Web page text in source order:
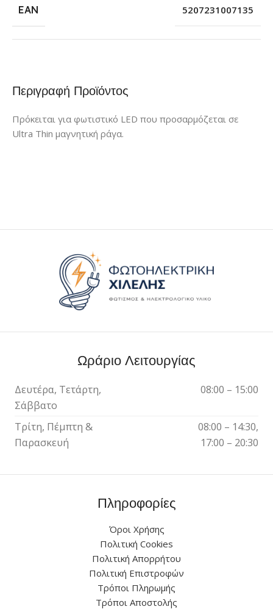
Περιγραφή Προϊόντος
Πρόκειται για φωτιστικό LED που προσαρμόζεται σε
Ultra Thin μαγνητική ράγα.
EAN 5207231007135
Ωράριο Λειτουργίας
Δευτέρα, Τετάρτη,
Σάββατο
08:00 – 15:00
Τρίτη, Πέμπτη &
Παρασκευή
08:00 – 14:30,
17:00 – 20:30
Πληροφορίες
Όροι Χρήσης
Πολιτική Cookies
Πολιτική Απορρήτου
Πολιτική Επιστροφών
Τρόποι Πληρωμής
Τρόποι Αποστολής